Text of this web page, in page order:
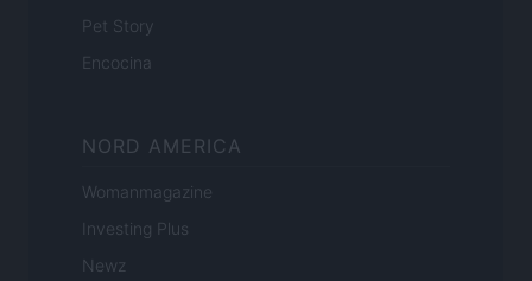
Pet Story
Encocina
NORD AMERICA
Womanmagazine
Investing Plus
Newz